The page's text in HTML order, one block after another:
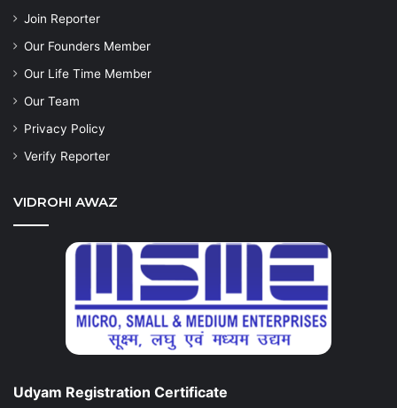
Join Reporter
Our Founders Member
Our Life Time Member
Our Team
Privacy Policy
Verify Reporter
VIDROHI AWAZ
Udyam Registration Certificate